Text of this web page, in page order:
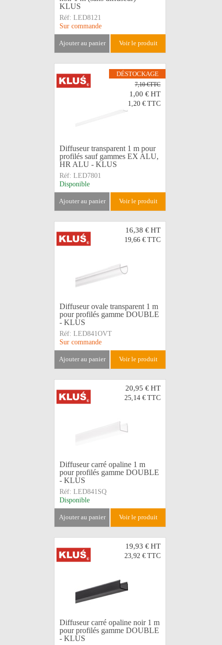
KLUS
Réf: LED8121
Sur commande
ajouter au panier voir le produit
DÉSTOCKAGE
7,10 €TTC
1,00 €HT
1,20 € TTC
Diffuseur transparent 1 m pour
profilés sauf gammes EX ALU,
HR ALU - KLUS
Réf: LED7801
Disponible
ajouter au panier voir le produit
16,38 €HT
19,66 € TTC
Diffuseur ovale transparent 1 m
pour profilés gamme DOUBLE
- KLUS
Réf: LED841OVT
Sur commande
ajouter au panier voir le produit
20,95 €HT
25,14 € TTC
Diffuseur carré opaline 1 m
pour profilés gamme DOUBLE
- KLUS
Réf: LED841SQ
Disponible
ajouter au panier voir le produit
19,93 €HT
23,92 € TTC
Diffuseur carré opaline noir 1 m
pour profilés gamme DOUBLE
- KLUS